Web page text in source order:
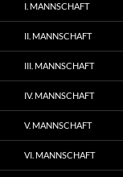
I. MANNSCHAFT
II. MANNSCHAFT
III. MANNSCHAFT
IV. MANNSCHAFT
V. MANNSCHAFT
VI. MANNSCHAFT